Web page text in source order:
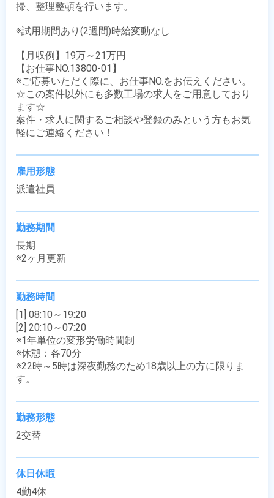
掃、整理整頓を行います。
※試用期間あり(2週間)時給変動なし
【月収例】19万～21万円
【お仕事NO.13800-01】
※ご応募いただく際に、お仕事NO.をお伝えください。
☆この案件以外にも多数工場の求人をご用意しており
ます☆
案件・求人に関するご相談や登録のみという方もお気
軽にご連絡ください！
雇用形態
派遣社員
勤務期間
長期
※2ヶ月更新
勤務時間
[1] 08:10～19:20
[2] 20:10～07:20
※1年単位の変形労働時間制
※休憩：各70分
※22時～5時は深夜勤務のため18歳以上の方に限りま
す。
勤務形態
2交替
休日休暇
4勤4休